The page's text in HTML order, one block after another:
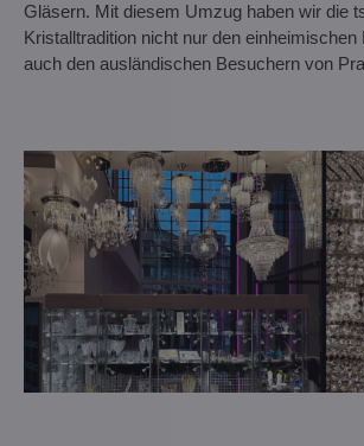
Gläsern. Mit diesem Umzug haben wir die
Kristalltradition nicht nur den einheimischen
auch den ausländischen Besuchern von